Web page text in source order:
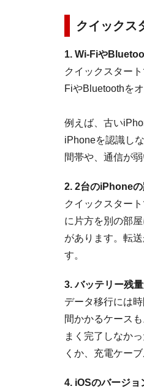
クイックス
1. Wi-Fiや
クイックスター
FiやBluetoothを
例えば、古い
iPhoneを認識し
間帯や、通信が
2. 2台のiPhone
クイックスター
に片方を別の部
があります。転
す。
3. バッテリー残
データ移行には
間かかるケース
まく完了しなか
くか、充電ケー
4. iOSのバージョ